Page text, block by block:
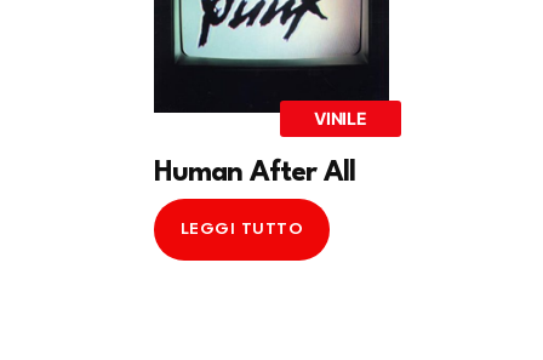
VINILE
Human After All
LEGGI TUTTO